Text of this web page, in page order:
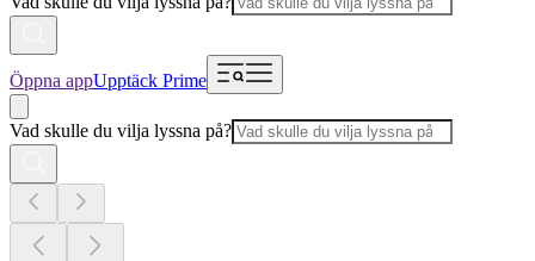
Öppna appUpptäck Prime
Vad skulle du vilja lyssna på?